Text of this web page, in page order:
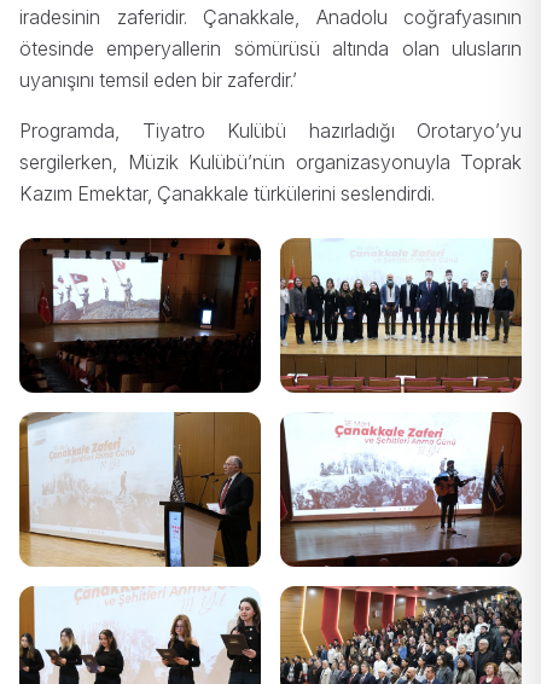
iradesinin zaferidir. Çanakkale, Anadolu coğrafyasının
ötesinde emperyallerin sömürüsü altında olan ulusların
uyanışını temsil eden bir zaferdir.’
Programda, Tiyatro Kulübü hazırladığı Orotaryo’yu
sergilerken, Müzik Kulübü’nün organizasyonuyla Toprak
Kazım Emektar, Çanakkale türkülerini seslendirdi.